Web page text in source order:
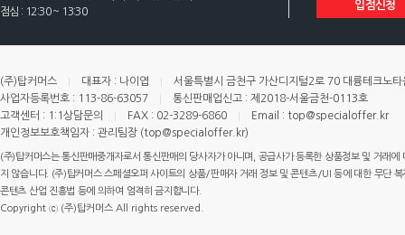
점심 : 12:30 ~ 13:30
입점신청
(주)탑커머스 대표자 : 나이엽
서울특별시 금천구 가산디지털2로 70 대륭테크노
사업자등록번호 : 113-86-63057
통신판매업신고 : 제2018-서울금천-0113호
고객센터 : 1:1상담문의
FAX : 02-3289-6860
Email : top@specialoffer.kr
개인정보보호책임자 : 관리팀장 (top@specialoffer.kr)
(주)탑커머스는 통신판매중개자로서 통신판매의 당사자가 아니며, 공급사가 등록한 상품정보 및 거래
지 않습니다. (주)탑커머스 스페셜오퍼 사이트의 상품/판매자 거래 정보 및 콘텐츠/UI 등에 대한 무단
콘텐츠 산업 진흥법 등에 의하여 엄격히 금지합니다.
Copyright ⓒ (주)탑커머스 All rights reserved.